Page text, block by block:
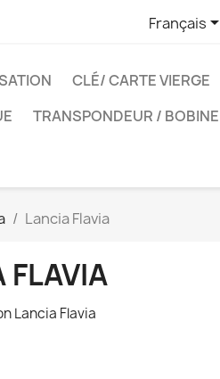
Français
CLÉ/ CARTE VIERGE
TRANSPONDEUR / BOBINE
Lancia Flavia
FLAVIA
Lancia Flavia